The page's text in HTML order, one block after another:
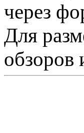
через
Для
обзоров